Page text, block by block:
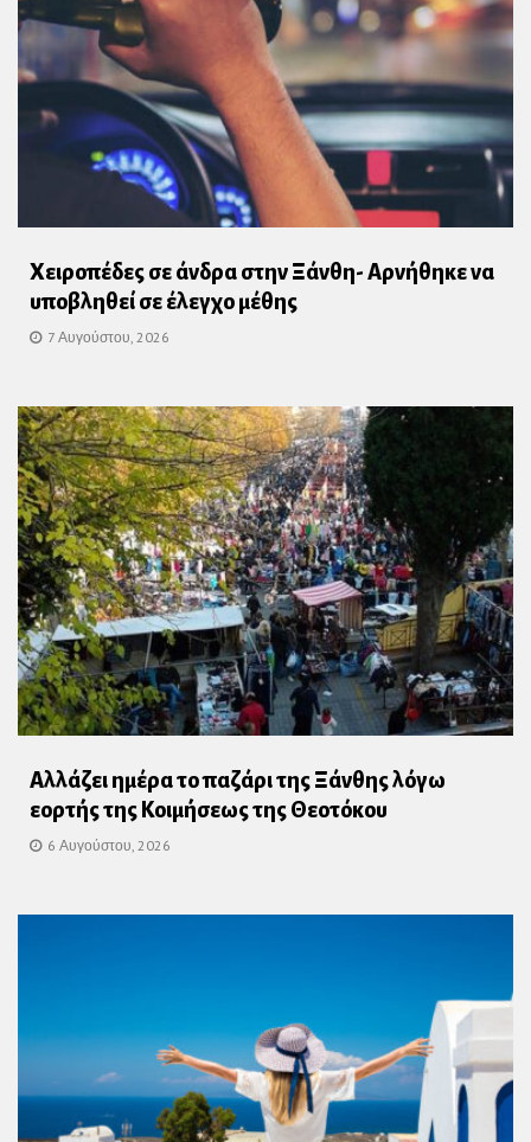
Χειροπέδες σε άνδρα στην Ξάνθη- Αρνήθηκε να
υποβληθεί σε έλεγχο μέθης
7 Αυγούστου, 2026
Αλλάζει ημέρα το παζάρι της Ξάνθης λόγω
εορτής της Κοιμήσεως της Θεοτόκου
6 Αυγούστου, 2026